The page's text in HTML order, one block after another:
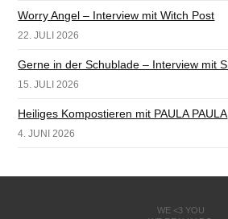
Worry Angel – Interview mit Witch Post
22. JULI 2026
Gerne in der Schublade – Interview mit
15. JULI 2026
Heiliges Kompostieren mit PAULA PAULA
4. JUNI 2026
WE <3 YOU